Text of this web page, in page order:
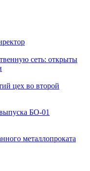
сеть: открыты
цех во второй
БО-01
металлопроката